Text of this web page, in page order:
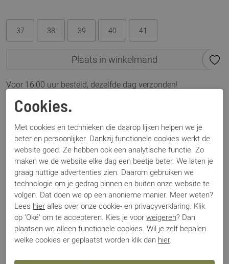
37 38 39 40 41
Plaats in winkelmand
Voor 16:00 uur besteld, dezelfde dag verzonden!
Omschrijving
Angel 26002 beige raffia
Specificaties
Merk
Angel Alarcon
Artikelnummer
26002
Los voetbed
Nee
Categorie
Slingback
Kleur
Beige
Materiaal
Textiel
Bestelcode
000003688
Cookies.
Met cookies en technieken die daarop lijken helpen we je
beter en persoonlijker. Dankzij functionele cookies werkt de
website goed. Ze hebben ook een analytische functie. Zo
maken we de website elke dag een beetje beter. We laten je
graag nuttige advertenties zien. Daarom gebruiken we
technologie om je gedrag binnen en buiten onze website te
volgen. Dat doen we op een anonieme manier. Meer weten?
Lees hier alles over onze cookie- en privacyverklaring. Klik
op 'Oké' om te accepteren. Kies je voor weigeren? Dan
plaatsen we alleen functionele cookies. Wil je zelf bepalen
welke cookies er geplaatst worden klik dan hier.